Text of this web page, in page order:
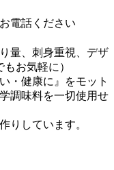
電話ください
量、刺身重視、デザ
お気軽に）
・健康に』をモット
調味料を一切使用せ
りしています。